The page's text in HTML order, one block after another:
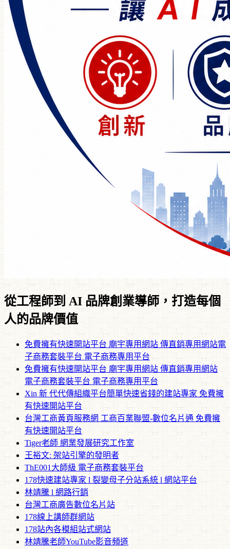
從工程師到 AI 品牌創業導師，打造每個
人的品牌價值
免費擁有快速開站平台 廟宇專用網站 傳直銷專用網站電
子商務套裝平台 電子商務專用平台
免費擁有快速開站平台 廟宇專用網站 傳直銷專用網站
電子商務套裝平台 電子商務專用平台
Xin 新 代代傳組織平台簡單快速省錢的建站專家 免費擁
有快速開站平台
台灣工商黃頁服務網 工商百業聯盟-數位名片通 免費擁
有快速開站平台
Tiger老師 網業發展研究工作室
王裕文: 架站引擎的發明者
ThE001大師級 電子商務套裝平台
178快速建站專家 l 裂變母子分站系統 l 網站平台
林靖騰 l 網路行銷
台灣工商廣告數位名片站
178線上講師群網站
178站內各模組站式網站
林靖騰老師YouTube影音頻道